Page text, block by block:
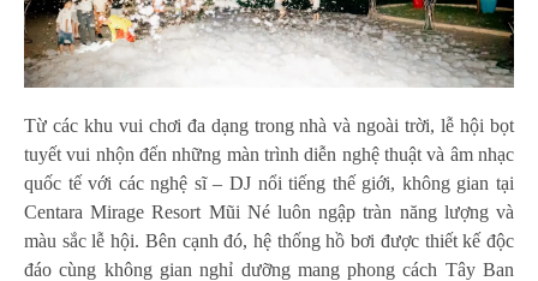
Từ các khu vui chơi đa dạng trong nhà và ngoài trời, lễ hội bọt
tuyết vui nhộn đến những màn trình diễn nghệ thuật và âm nhạc
quốc tế với các nghệ sĩ – DJ nổi tiếng thế giới, không gian tại
Centara Mirage Resort Mũi Né luôn ngập tràn năng lượng và
màu sắc lễ hội. Bên cạnh đó, hệ thống hồ bơi được thiết kế độc
đáo cùng không gian nghỉ dưỡng mang phong cách Tây Ban